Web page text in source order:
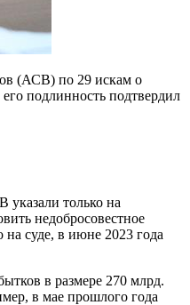
(АСВ) по 29 искам о
подлинность подтвердил
указали только на
недобросовестное
суде, в июне 2023 года
в размере 270 млрд.
в мае прошлого года